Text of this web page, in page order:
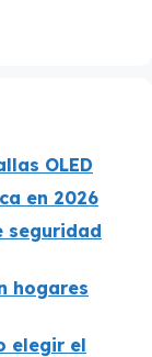
OLED
en 2026
seguridad
hogares
elegir el